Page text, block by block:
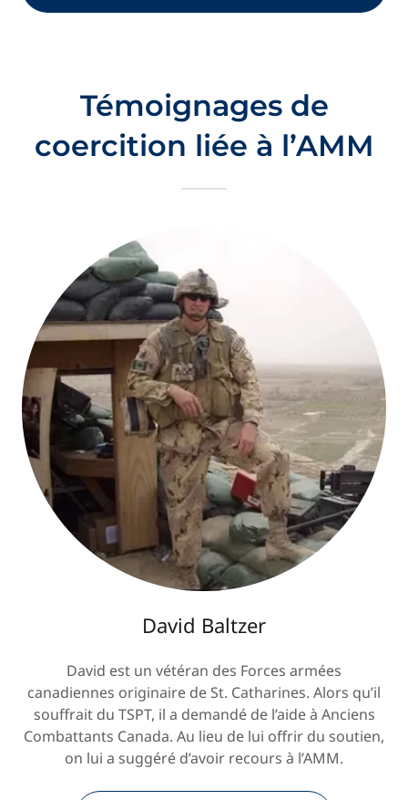
Témoignages de
coercition liée à l’AMM
David Baltzer
David est un vétéran des Forces armées
canadiennes originaire de St. Catharines. Alors qu’il
souffrait du TSPT, il a demandé de l’aide à Anciens
Combattants Canada. Au lieu de lui offrir du soutien,
on lui a suggéré d’avoir recours à l’AMM.